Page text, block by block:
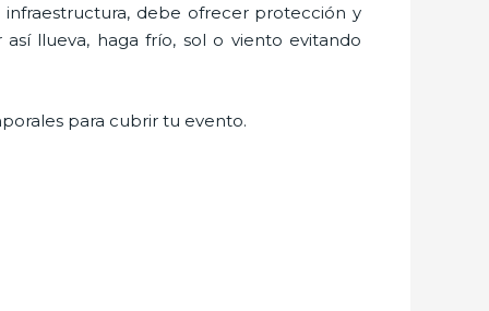
debe ofrecer protección y
llueva, haga frío, sol o viento evitando
para cubrir tu evento.